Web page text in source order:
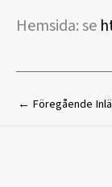
Hemsida: se
← Föregående